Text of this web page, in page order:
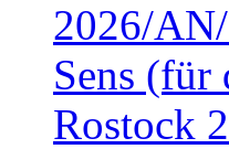
2026/
Sens
Rostock